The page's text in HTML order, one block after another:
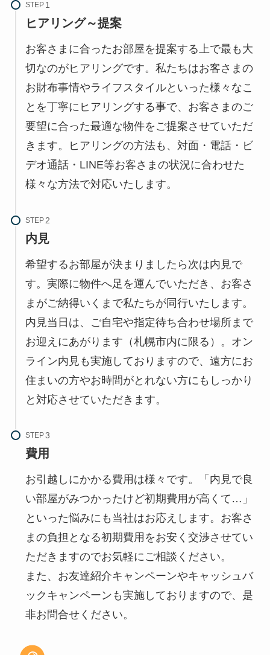
STEP
ヒアリング～提案
お客さまに合ったお部屋を提案する上で最も大
切なのがヒアリングです。私たちはお客さまの
お財布事情やライフスタイルといった様々なこ
とを丁寧にヒアリングする事で、お客さまのご
要望に合った最適な物件をご提案させていただ
きます。ヒアリングの方法も、対面・電話・ビ
デオ通話・LINE等お客さまの状況に合わせた
様々な方法で対応いたします。
STEP
内見
希望するお部屋が決まりましたら次は内見で
す。実際に物件へ足を運んでいただき、お客さ
まがご納得いくまで私たちが同行いたします。
内見当日は、ご自宅や指定待ち合わせ場所まで
お迎えにあがります（札幌市内に限る）。オン
ライン内見も実施しておりますので、遠方にお
住まいの方やお時間がとれない方にもしっかり
と対応させていただきます。
STEP
費用
お引越しにかかる費用は様々です。「内見で良
い部屋がみつかったけど初期費用が高くて…」
といった悩みにも当社はお応えします。お客さ
まの負担となる初期費用をお安く交渉させてい
ただきますのでお気軽にご相談ください。
また、お友達紹介キャンペーンやキャッシュバ
ックキャンペーンも実施しておりますので、是
非お問合せください。